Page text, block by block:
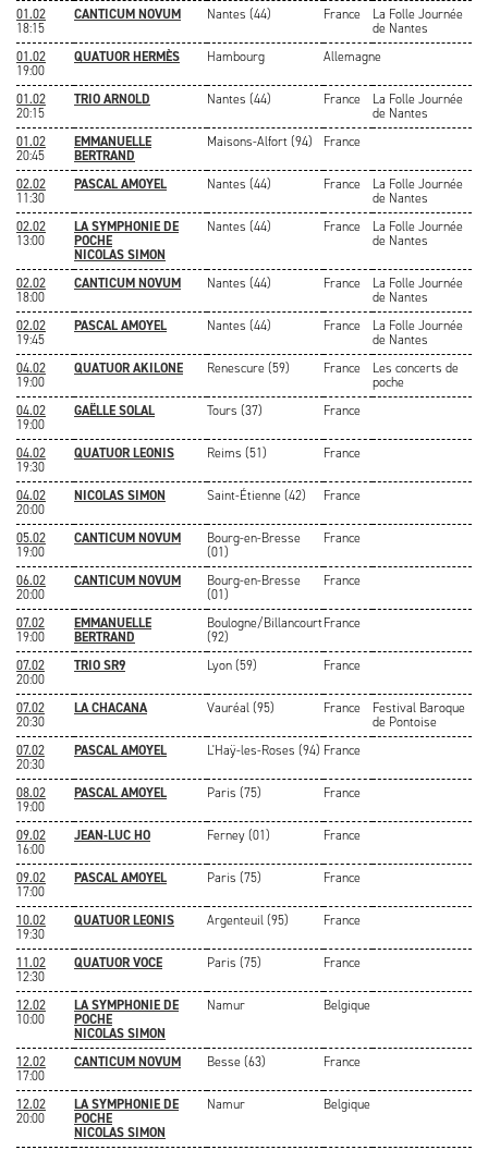
01.02
18:15
CANTICUM NOVUM Nantes (44) France
La Folle Journée
de Nantes
01.02
19:00
QUATUOR HERMÈS Hambourg Allemagne
01.02
20:15
TRIO ARNOLD Nantes (44) France
La Folle Journée
de Nantes
01.02
20:45
EMMANUELLE
BERTRAND
Maisons-Alfort (94) France
02.02
11:30
PASCAL AMOYEL Nantes (44) France
La Folle Journée
de Nantes
02.02
13:00
LA SYMPHONIE DE
POCHE
NICOLAS SIMON
Nantes (44) France
La Folle Journée
de Nantes
02.02
18:00
CANTICUM NOVUM Nantes (44) France
La Folle Journée
de Nantes
02.02
19:45
PASCAL AMOYEL Nantes (44) France
La Folle Journée
de Nantes
04.02
19:00
QUATUOR AKILONE Renescure (59) France
Les concerts de
poche
04.02
19:00
GAËLLE SOLAL Tours (37) France
04.02
19:30
QUATUOR LEONIS Reims (51) France
04.02
20:00
NICOLAS SIMON Saint-Étienne (42) France
05.02
19:00
CANTICUM NOVUM
Bourg-en-Bresse
(01)
France
06.02
20:00
CANTICUM NOVUM
Bourg-en-Bresse
(01)
France
07.02
19:00
EMMANUELLE
BERTRAND
Boulogne/Billancourt
(92)
France
07.02
20:00
TRIO SR9 Lyon (59) France
07.02
20:30
LA CHACANA Vauréal (95) France
Festival Baroque
de Pontoise
07.02
20:30
PASCAL AMOYEL L'Haÿ-les-Roses (94) France
08.02
19:00
PASCAL AMOYEL Paris (75) France
09.02
16:00
JEAN-LUC HO Ferney (01) France
09.02
17:00
PASCAL AMOYEL Paris (75) France
10.02
19:30
QUATUOR LEONIS Argenteuil (95) France
11.02
12:30
QUATUOR VOCE Paris (75) France
12.02
10:00
LA SYMPHONIE DE
POCHE
NICOLAS SIMON
Namur Belgique
12.02
17:00
CANTICUM NOVUM Besse (63) France
12.02
20:00
LA SYMPHONIE DE
POCHE
NICOLAS SIMON
Namur Belgique